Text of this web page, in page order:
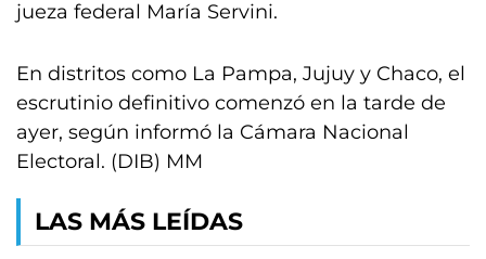
jueza federal María Servini.
En distritos como La Pampa, Jujuy y Chaco, el
escrutinio definitivo comenzó en la tarde de
ayer, según informó la Cámara Nacional
Electoral. (DIB) MM
LAS MÁS LEÍDAS